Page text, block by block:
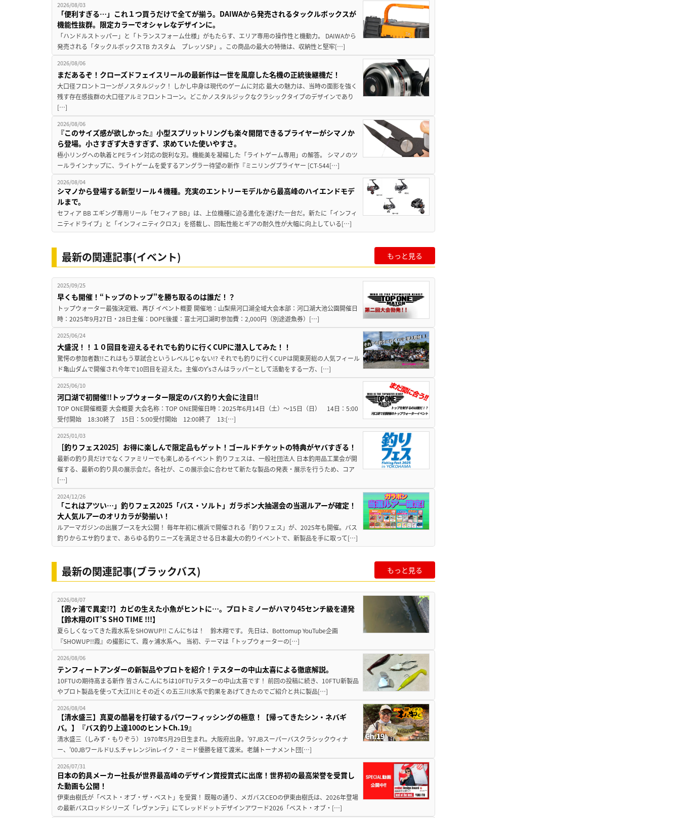
2026/08/03
「便利すぎる…」これ１つ買うだけで全てが揃う。DAIWAから発売されるタックルボックスが
機能性抜群。限定カラーでオシャレなデザインに。
「ハンドルストッパー」と「トランスフォーム仕様」がもたらす、エリア専用の操作性と機動力。 DAIWAから
発売される「タックルボックスTB カスタム プレッソSP」。この商品の最大の特徴は、収納性と堅牢[…]
2026/08/06
まだあるぞ！クローズドフェイスリールの最新作は一世を風靡した名機の正統後継機だ！
大口径フロントコーンがノスタルジック！ しかし中身は現代のゲームに対応 最大の魅力は、当時の面影を強く
残す存在感抜群の大口径アルミフロントコーン。どこかノスタルジックなクラシックタイプのデザインであり
[…]
2026/08/06
『このサイズ感が欲しかった』小型スプリットリングも楽々開閉できるプライヤーがシマノか
ら登場。小さすぎず大きすぎず、求めていた使いやすさ。
極小リングへの執着とPEライン対応の鋭利な刃。機能美を凝縮した「ライトゲーム専用」の解答。 シマノのツ
ールラインナップに、ライトゲームを愛するアングラー待望の新作『ミニリングプライヤー [CT-544[…]
2026/08/04
シマノから登場する新型リール４機種。充実のエントリーモデルから最高峰のハイエンドモデ
ルまで。
セフィア BB エギング専用リール「セフィア BB」は、上位機種に迫る進化を遂げた一台だ。新たに「インフィ
ニティドライブ」と「インフィニティクロス」を搭載し、回転性能とギアの耐久性が大幅に向上している[…]
最新の関連記事(イベント) もっと見る
2025/09/25
早くも開催！“トップのトップ”を勝ち取るのは誰だ！？
トップウォーター最強決定戦、再び イベント概要 開催地：山梨県河口湖全域大会本部：河口湖大池公園開催日
時：2025年9月27日・28日主催：DOPE後援：富士河口湖町参加費：2,000円（別途遊魚券）[…]
2025/06/24
大盛況！！１０回目を迎えるそれでも釣りに行くCUPに潜入してみた！！
驚愕の参加者数!!これはもう草試合というレベルじゃない!? それでも釣りに行くCUPは関東房総の人気フィール
ド亀山ダムで開催され今年で10回目を迎えた。主催のY'sさんはラッパーとして活動をする一方、[…]
2025/06/10
河口湖で初開催!!トップウォーター限定のバス釣り大会に注目!!
TOP ONE開催概要 大会概要 大会名称：TOP ONE開催日時：2025年6月14日（土）〜15日（日） 14日：5:00
受付開始 18:30終了 15日：5:00受付開始 12:00終了 13:[…]
2025/01/03
［釣りフェス2025］お得に楽しんで限定品もゲット！ゴールドチケットの特典がヤバすぎる！
最新の釣り具だけでなくファミリーでも楽しめるイベント 釣りフェスは、一般社団法人 日本釣用品工業会が開
催する、最新の釣り具の展示会だ。各社が、この展示会に合わせて新たな製品の発表・展示を行うため、コア
[…]
2024/12/26
「これはアツい…」釣りフェス2025「バス・ソルト」ガラポン大抽選会の当選ルアーが確定！
大人気ルアーのオリカラが勢揃い！
ルアーマガジンの出展ブースを大公開！ 毎年年初に横浜で開催される「釣りフェス」が、2025年も開催。バス
釣りからエサ釣りまで、あらゆる釣りニーズを満足させる日本最大の釣りイベントで、新製品を手に取って[…]
最新の関連記事(ブラックバス) もっと見る
2026/08/07
【霞ヶ浦で異変!?】カビの生えた小魚がヒントに…。プロトミノーがハマり45センチ級を連発
【鈴木翔のIT’S SHO TIME !!!】
夏らしくなってきた霞水系をSHOWUP!! こんにちは！ 鈴木翔です。 先日は、Bottomup YouTube企画
『SHOWUP!!霞』の撮影にて、霞ヶ浦水系へ。 当初、テーマは「トップウォーターの[…]
2026/08/06
テンフィートアンダーの新製品やプロトを紹介！テスターの中山太喜による徹底解説。
10FTUの期待高まる新作 皆さんこんにちは10FTUテスターの中山太喜です！ 前回の投稿に続き、10FTU新製品
やプロト製品を使って大江川とその近くの五三川水系で釣果をあげてきたのでご紹介と共に製品[…]
2026/08/04
【清水盛三】真夏の酷暑を打破するパワーフィッシングの極意！【帰ってきたシン・ネバギ
バ。】『バス釣り上達100のヒントCh.19』
清水盛三（しみず・もりぞう） 1970年5月29日生まれ。大阪府出身。'97JBスーパーバスクラシックウィナ
ー、'00JBワールドU.S.チャレンジinレイク・ミード優勝を経て渡米。老舗トーナメント団[…]
2026/07/31
日本の釣具メーカー社長が世界最高峰のデザイン賞授賞式に出席！世界初の最高栄誉を受賞し
た動画も公開！
伊東由樹氏が「ベスト・オブ・ザ・ベスト」を受賞！ 既報の通り、メガバスCEOの伊東由樹氏は、2026年登場
の最新バスロッドシリーズ「レヴァンテ」にてレッドドットデザインアワード2026「ベスト・オブ・[…]